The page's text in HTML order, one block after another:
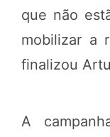
que não
mobilizar a
finalizou
A